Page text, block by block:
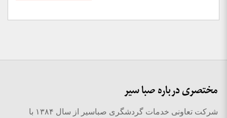
مختصری درباره صبا سیر
شرکت تعاونی خدمات گردشگری صباسیر از سال ۱۳۸۴ با